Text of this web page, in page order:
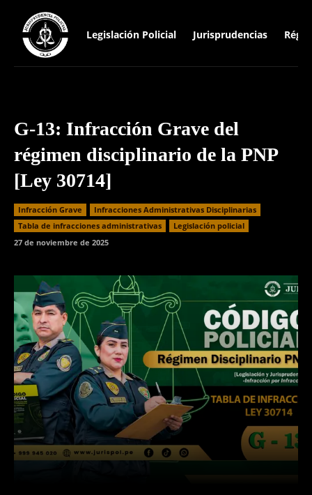
Legislación Policial Jurisprudencias
G-13: Infracción Grave del
régimen disciplinario de la PNP
[Ley 30714]
Infracción Grave
Infracciones Administrativas Disciplinarias
⁠Tabla de infracciones administrativas
Legislación policial
27 de noviembre de 2025
Twitter